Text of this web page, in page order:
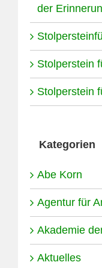
der
Stolperstein
Stolperstein
Kategorien
Abe Korn
Agentur für
Akademie
Aktuelles